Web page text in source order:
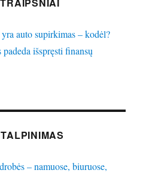
auto supirkimas – kodėl?
išspręsti finansų
– namuose, biuruose,